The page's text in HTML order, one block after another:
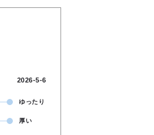
2026-5-6
ゆったり
厚い